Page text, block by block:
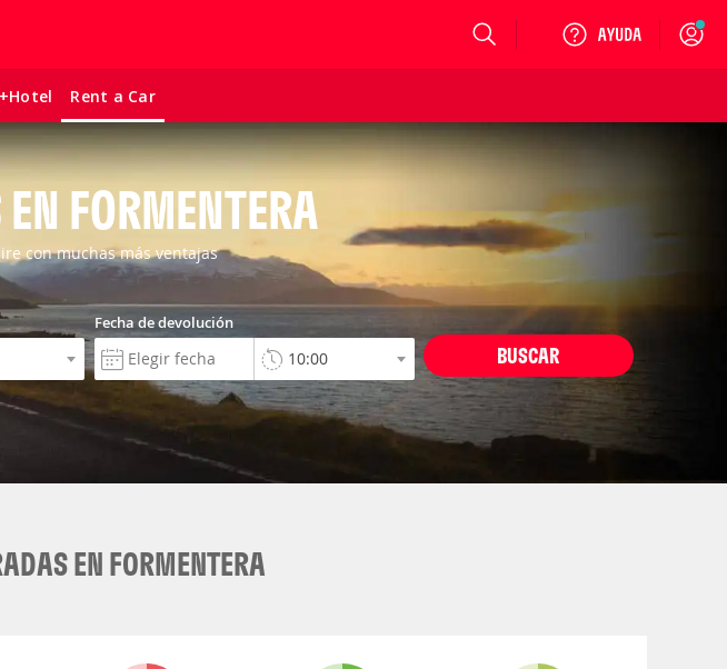
Rent a Car
Login
FORMENTERA
con muchas más ventajas
Fecha de devolución
BUSCAR
EN FORMENTERA